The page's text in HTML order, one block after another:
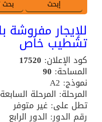
تشطيب خاص
كود الإعلان: 17520
المساحة: 90
نموذج: A2
المرحلة: المرحلة السابعة
تطل على: غير متوفر
رقم الدور: الدور الرابع